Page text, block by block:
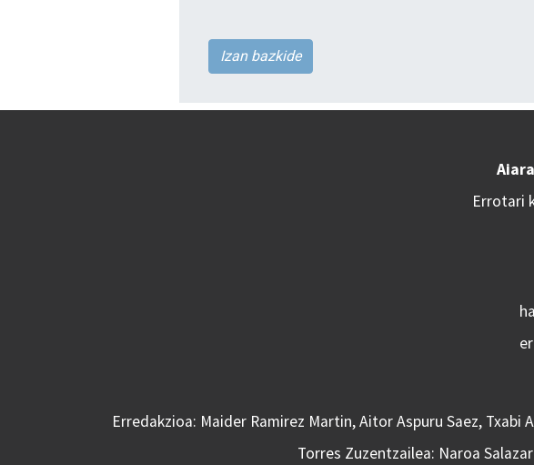
Izan bazkide
Errotari
Erredakzioa: Maider Ramirez Martin, Aitor Aspuru Saez,
Torres Zuzentzailea: Naroa